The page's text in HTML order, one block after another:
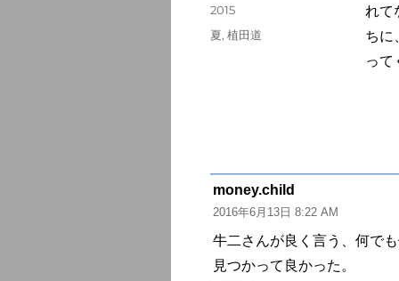
れて
ちに
って
カ
テ
2015
タ
夏, 植田道
money.child
り:
2016年6月13日 8:22 AM
牛二さんが良く言う、何で
見つかって良かった。